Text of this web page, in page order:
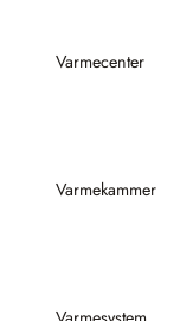
Varmecenter
Varmekammer